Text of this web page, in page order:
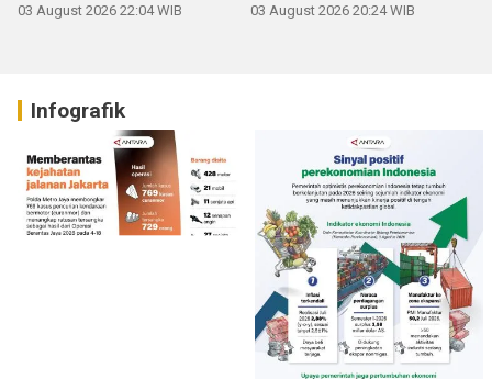
03 August 2026 22:04 WIB 03 August 2026 20:24 WIB
Infografik